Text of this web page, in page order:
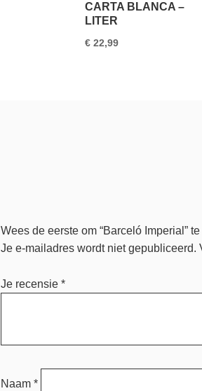
CARTA BLANCA –
LITER
€ 22,99
Wees de eerste om “Barceló Imperial”
Je e-mailadres wordt niet gepubliceerd.
Je recensie*
Naam*